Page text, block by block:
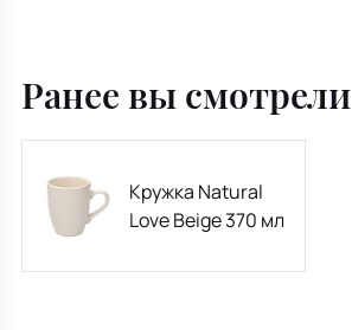
Ранее вы смотрели
Кружка Natural
Love Beige 370 мл